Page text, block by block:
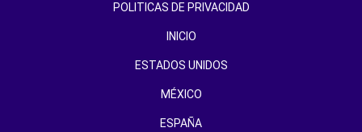
POLITICAS DE PRIVACIDAD
INICIO
ESTADOS UNIDOS
MÉXICO
ESPAÑA